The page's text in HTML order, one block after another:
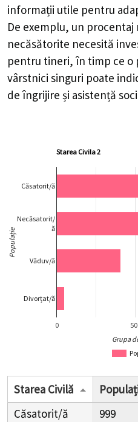
informații utile pentru
De exemplu, un procentaj
necăsătorite necesită
pentru tineri, în timp ce o
vârstnici singuri poate
de îngrijire și asistență
Starea Civila 2
0
Căsatorit/ă
Necăsatorit/
ă
Văduv/ă
Divorțat/ă
Grupa
Populație
Starea Civilă
Căsatorit/ă
999